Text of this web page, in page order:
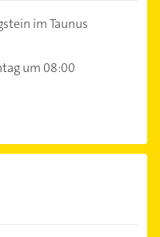
im Taunus
um 08:00